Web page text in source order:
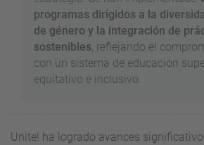
programas dirigidos a la
de género y la integración de
sostenibles , reflejando el
con un sistema de educación
equitativo e inclusivo.
Unite! ha logrado avances